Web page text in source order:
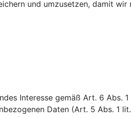
und umzusetzen, damit
Interesse gemäß Art. 6 Abs.
Daten (Art. 5 Abs. 1